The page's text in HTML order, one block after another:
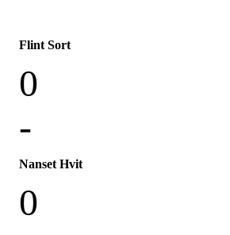
Flint Sort
0
-
Nanset Hvit
0